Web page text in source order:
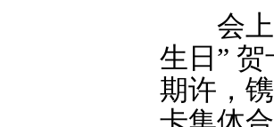
会上
生日”
期许，